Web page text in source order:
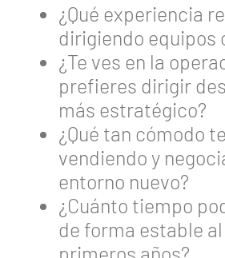
¿Qué experiencia
dirigiendo equipos
¿Te ves en la
prefieres dirigir
más estratégico?
¿Qué tan cómodo
vendiendo y
entorno nuevo?
¿Cuánto tiempo
de forma estable
primeros años?